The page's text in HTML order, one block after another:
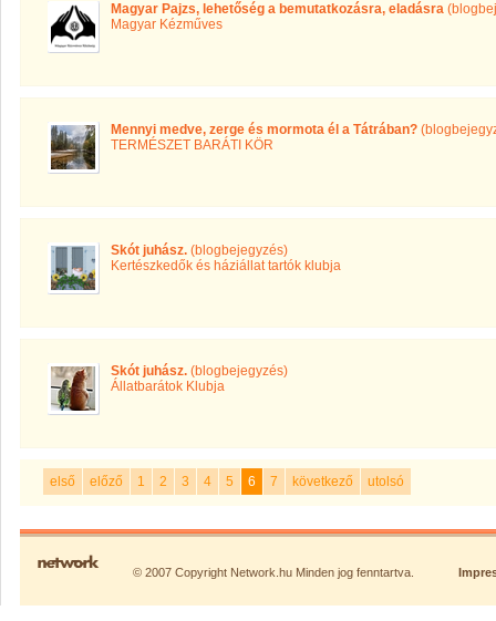
Magyar Pajzs, lehetőség a bemutatkozásra, eladásra
Magyar Kézműves
Mennyi medve, zerge és mormota él a Tátrában?
TERMÉSZET BARÁTI KÖR
Skót juhász. (blogbejegyzés)
Kertészkedők és háziállat tartók klubja
Skót juhász. (blogbejegyzés)
Állatbarátok Klubja
első előző 1 2 3 4 5 6 7 következő utolsó
© 2007 Copyright Network.hu Minden jog fenntartva.